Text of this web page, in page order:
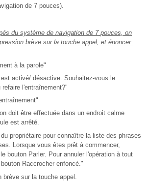
de 7 pouces).
du système de navigation de 7 pouces, on
brève sur la touche appel, et énoncer:
à la parole"
activé/ désactive. Souhaitez-vous le
l'entraînement?"
doit être effectuée dans un endroit calme
est arrêté.
propriétaire pour connaître la liste des phrases
Lorsque vous êtes prêt à commencer,
bouton Parler. Pour annuler l'opération à tout
Raccrocher enfoncé."
brève sur la touche appel.